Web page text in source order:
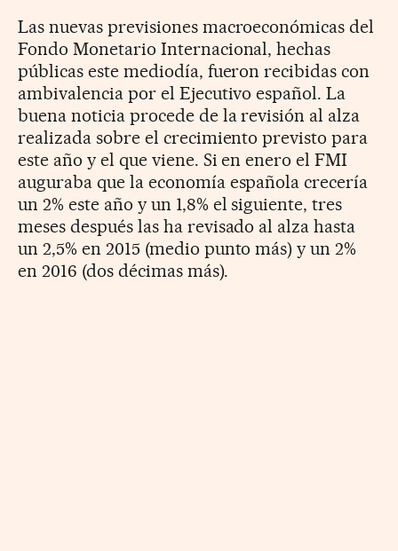
Las nuevas previsiones macroeconómicas del
Fondo Monetario Internacional, hechas
públicas este mediodía, fueron recibidas con
ambivalencia por el Ejecutivo español. La
buena noticia procede de la revisión al alza
realizada sobre el crecimiento previsto para
este año y el que viene. Si en enero el FMI
auguraba que la economía española crecería
un 2% este año y un 1,8% el siguiente, tres
meses después las ha revisado al alza hasta
un 2,5% en 2015 (medio punto más) y un 2%
en 2016 (dos décimas más).